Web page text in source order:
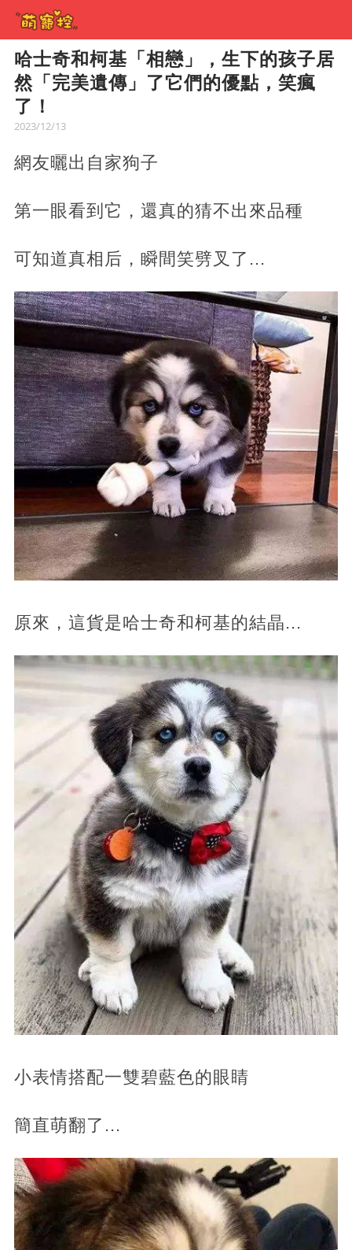
哈士奇和柯基「相戀」，生下的孩子居
然「完美遺傳」了它們的優點，笑瘋
了！
2023/12/13
網友曬出自家狗子
第一眼看到它，還真的猜不出來品種
可知道真相后，瞬間笑劈叉了...
原來，這貨是哈士奇和柯基的結晶...
小表情搭配一雙碧藍色的眼睛
簡直萌翻了...